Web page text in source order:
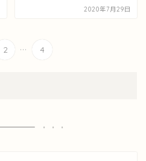
2020年7月29日
2 ... 4